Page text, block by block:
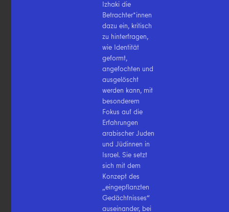
Izhaki die
Betrachter*innen
dazu ein, kritisch
zu hinterfragen,
wie Identität
geformt,
angefochten und
ausgelöscht
werden kann, mit
besonderem
Fokus auf die
Erfahrungen
arabischer Juden
und Jüdinnen in
Israel. Sie setzt
sich mit dem
Konzept des
„eingepflanzten
Gedächtnisses“
auseinander, bei